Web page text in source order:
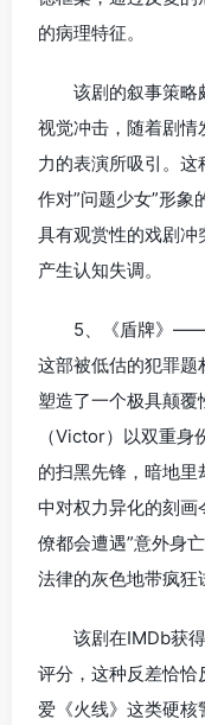
的病理特征。
该剧的叙事策略
视觉冲击，随着剧
力的表演所吸引。这
作对”问题少女”形
具有观赏性的戏剧冲
产生认知失调。
5、《盾牌》
这部被低估的犯罪题
塑造了一个极具颠
（Victor）以双重
的扫黑先锋，暗地
中对权力异化的刻
僚都会遭遇”意外身
法律的灰色地带疯狂
该剧在IMDb获
评分，这种反差恰
爱《火线》这类硬